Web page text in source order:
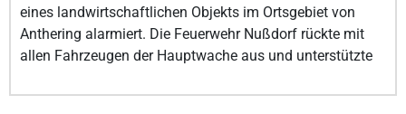
eines landwirtschaftlichen Objekts im Ortsgebiet von
Anthering alarmiert. Die Feuerwehr Nußdorf rückte mit
allen Fahrzeugen der Hauptwache aus und unterstützte